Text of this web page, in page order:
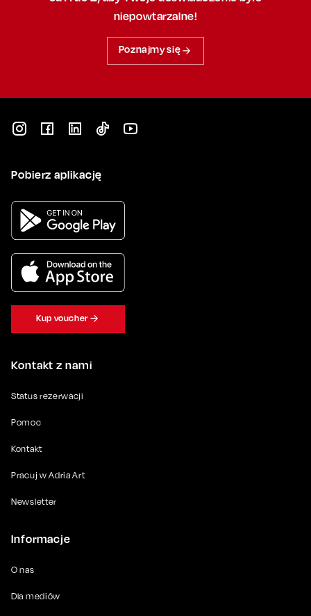
niepowtarzalne!
Poznajmy się
Kontakt z nami
Status rezerwacji
Pomoc
Kontakt
Pracuj w Adria Art
Newsletter
Informacje
O nas
Dla mediów
Pobierz aplikację
Kup voucher